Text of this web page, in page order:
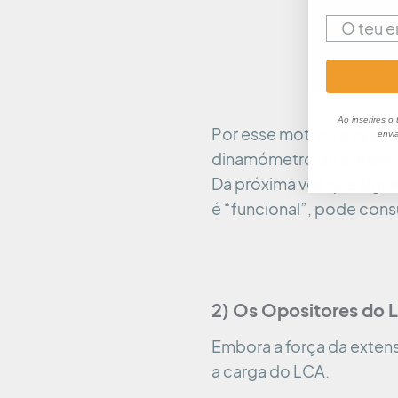
Por esse motivo, a
dinamómetro ou a
Da próxima vez que
é “funcional”, pode
2) Os Opositores do
Embora a força da
a carga do LCA.
Ao inserires o